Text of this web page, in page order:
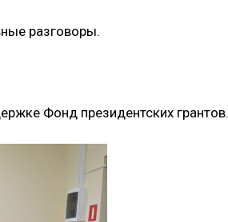
разговоры.
Фонд президентских грантов.